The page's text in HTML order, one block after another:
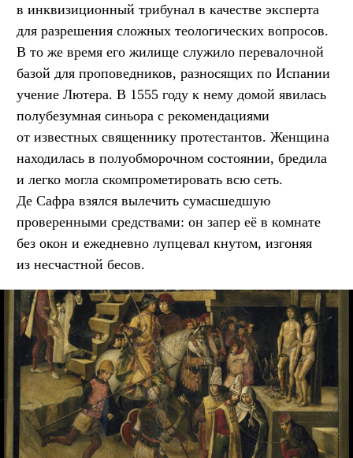
в инквизиционный трибунал в качестве эксперта
для разрешения сложных теологических вопросов.
В то же время его жилище служило перевалочной
базой для проповедников, разносящих по Испании
учение Лютера. В 1555 году к нему домой явилась
полубезумная синьора с рекомендациями
от известных священнику протестантов. Женщина
находилась в полуобморочном состоянии, бредила
и легко могла скомпрометировать всю сеть.
Де Сафра взялся вылечить сумасшедшую
проверенными средствами: он запер её в комнате
без окон и ежедневно лупцевал кнутом, изгоняя
из несчастной бесов.